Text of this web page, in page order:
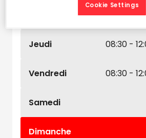
08:30 -
Jeudi 08:30 -
Vendredi 08:30 -
Samedi
Dimanche
Cookie Settings